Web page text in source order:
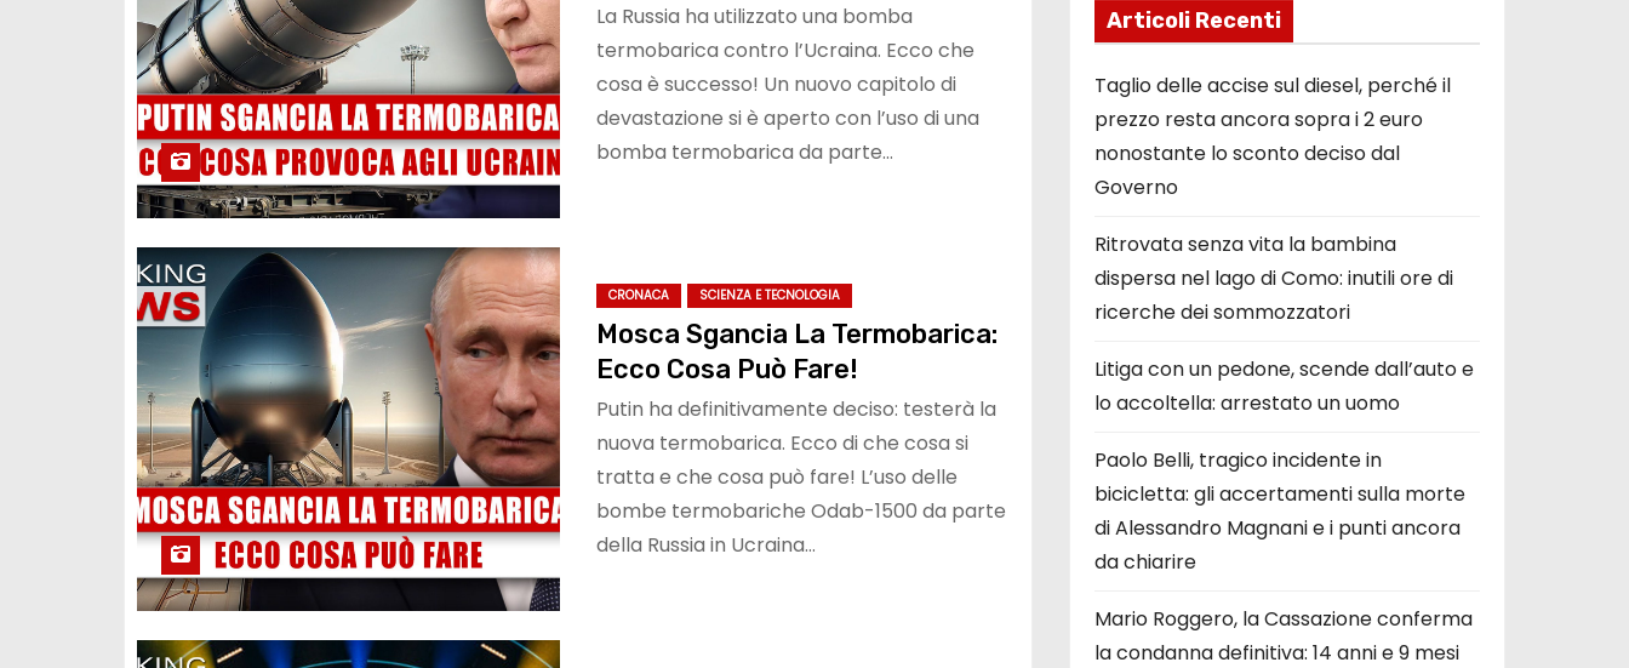
La Russia ha utilizzato una bomba
termobarica contro l’Ucraina. Ecco che
cosa è successo! Un nuovo capitolo di
devastazione si è aperto con l’uso di una
bomba termobarica da parte…
CRONACA SCIENZA E TECNOLOGIA
Mosca Sgancia La Termobarica:
Ecco Cosa Può Fare!
Putin ha definitivamente deciso: testerà la
nuova termobarica. Ecco di che cosa si
tratta e che cosa può fare! L’uso delle
bombe termobariche Odab-1500 da parte
della Russia in Ucraina…
Articoli Recenti
Taglio delle accise sul diesel, perché il
prezzo resta ancora sopra i 2 euro
nonostante lo sconto deciso dal
Governo
Ritrovata senza vita la bambina
dispersa nel lago di Como: inutili ore di
ricerche dei sommozzatori
Litiga con un pedone, scende dall’auto e
lo accoltella: arrestato un uomo
Paolo Belli, tragico incidente in
bicicletta: gli accertamenti sulla morte
di Alessandro Magnani e i punti ancora
da chiarire
Mario Roggero, la Cassazione conferma
la condanna definitiva: 14 anni e 9 mesi